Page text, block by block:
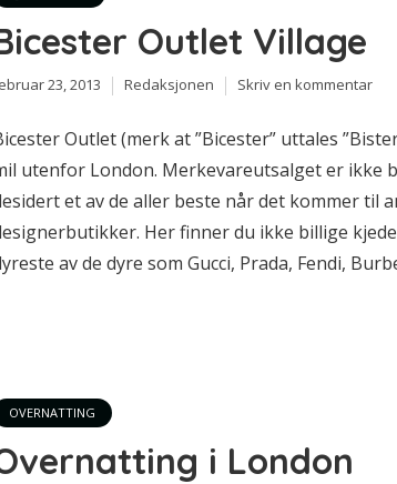
Outlet Village
23, 2013 Redaksjonen Skriv en kommentar
Outlet (merk at ”Bicester” uttales
utenfor London. Merkevareutsalget er ikke
et av de aller beste når det kommer til
Her finner du ikke billige
av de dyre som Gucci, Prada, Fendi,
OVERNATTING
i London